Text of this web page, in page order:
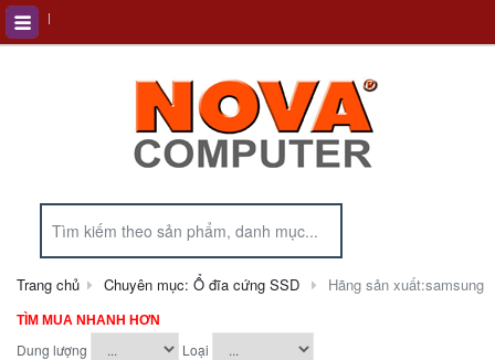
Trang chủ Chuyên mục: Ổ đĩa cứng SSD Hãng sản xuất:samsung
TÌM MUA NHANH HƠN
Dung lượng Loại